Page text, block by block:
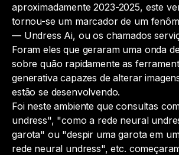
aproximadamente 2023-2025, este
tornou-se um marcador de um
— Undress Ai, ou os chamados
Foram eles que geraram uma onda
sobre quão rapidamente as
generativa capazes de alterar
estão se desenvolvendo.
Foi neste ambiente que consultas
undress", "como a rede neural
garota" ou "despir uma garota em
rede neural undress", etc.